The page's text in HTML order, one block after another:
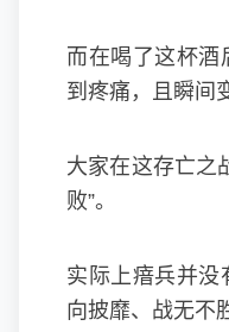
而在喝了这杯酒
到疼痛，且瞬间
大家在这存亡之
败”。
实际上瘖兵并没
向披靡、战无不